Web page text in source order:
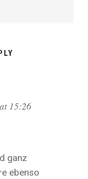
15:26
ganz
ebenso